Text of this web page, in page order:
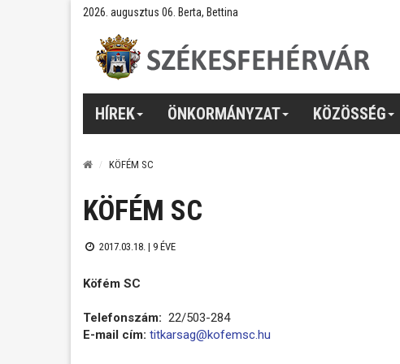
2026. augusztus 06. Berta, Bettina
HÍREK ÖNKORMÁNYZAT KÖZÖSSÉG
KÖFÉM SC
KÖFÉM SC
2017.03.18. | 9 ÉVE
Köfém SC
Telefonszám: 22/503-284
E-mail cím: titkarsag@kofemsc.hu